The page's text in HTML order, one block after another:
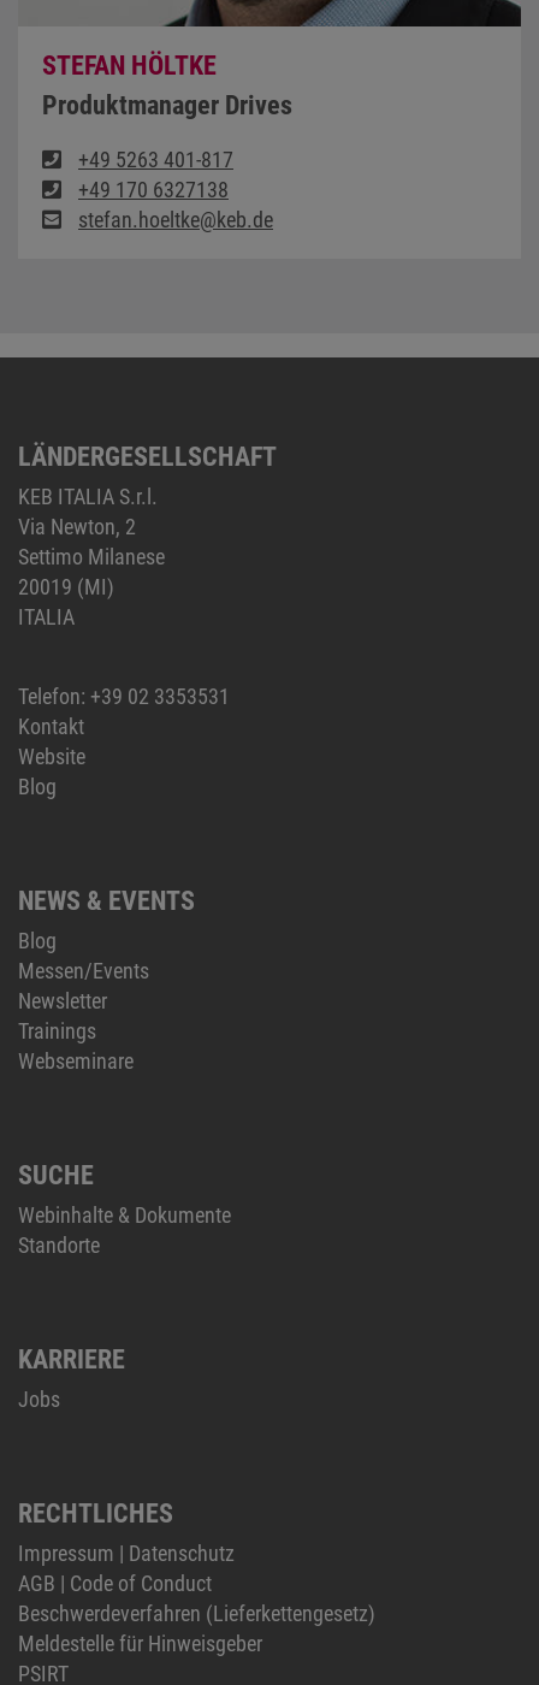
STEFAN HÖLTKE
Produktmanager Drives
+49 5263 401-817
+49 170 6327138
stefan.hoeltke@keb.de
LÄNDERGESELLSCHAFT
KEB ITALIA S.r.l.
Via Newton, 2
Settimo Milanese
20019 (MI)
ITALIA
Telefon: +39 02 3353531
Kontakt
Website
Blog
NEWS & EVENTS
Blog
Messen/Events
Newsletter
Trainings
Webseminare
SUCHE
Webinhalte & Dokumente
Standorte
KARRIERE
Jobs
RECHTLICHES
Impressum | Datenschutz
AGB | Code of Conduct
Beschwerdeverfahren (Lieferkettengesetz)
Meldestelle für Hinweisgeber
PSIRT